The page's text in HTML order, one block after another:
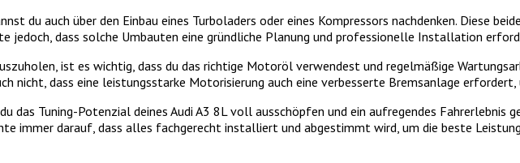
du auch über den Einbau eines Turboladers oder eines Kompressors nachdenken. Diese
jedoch, dass solche Umbauten eine gründliche Planung und professionelle Installation
ist es wichtig, dass du das richtige Motoröl verwendest und regelmäßige
nicht, dass eine leistungsstarke Motorisierung auch eine verbesserte Bremsanlage
das Tuning-Potenzial deines Audi A3 8L voll ausschöpfen und ein aufregendes Fahrerlebnis
immer darauf, dass alles fachgerecht installiert und abgestimmt wird, um die beste